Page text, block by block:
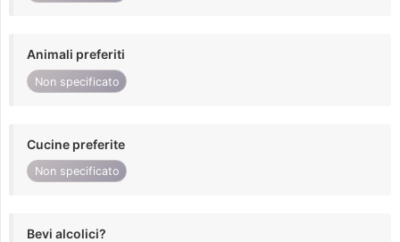
Animali preferiti
Non specificato
Cucine preferite
Non specificato
Bevi alcolici?